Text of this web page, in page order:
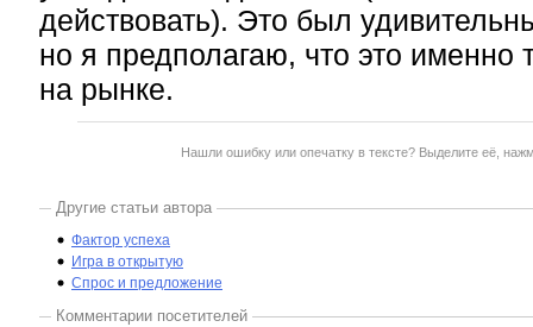
действовать). Это был
но я предполагаю, что это именно
на рынке.
Нашли ошибку или опечатку в тексте? Выделите её,
Другие статьи автора
Фактор успеха
Игра в открытую
Спрос и предложение
Комментарии посетителей